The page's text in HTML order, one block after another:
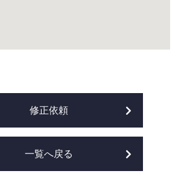
修正依頼
一覧へ戻る